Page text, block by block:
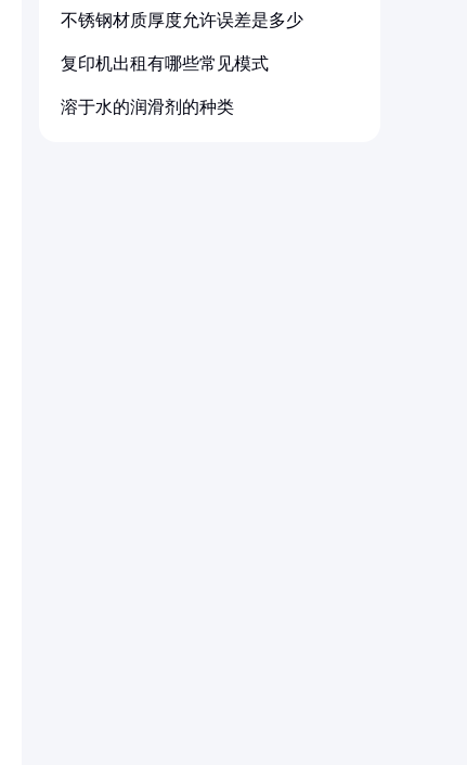
不锈钢材质厚度允许误差是多少
复印机出租有哪些常见模式
溶于水的润滑剂的种类